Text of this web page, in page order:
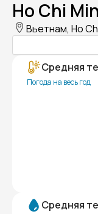
Ho Chi
Вьетнам, Ho
Средняя
Погода на весь год
Средняя